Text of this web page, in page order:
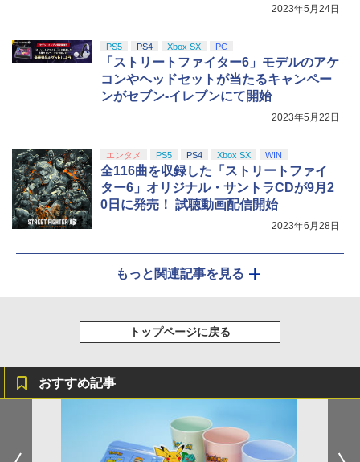
2023年5月24日
PS5 PS4 Xbox SX PC
「ストリートファイター6」モデルのアケ
コンやヘッドセットが当たるキャンペー
ンがセブン-イレブンにて開始
2023年5月22日
エンタメ PS5 PS4 Xbox SX WIN
全116曲を収録した「ストリートファイ
ター6」オリジナル・サントラCDが9月2
0日に発売！ 試聴動画配信開始
2023年6月28日
もっと関連記事を見る
トップページに戻る
おすすめ記事